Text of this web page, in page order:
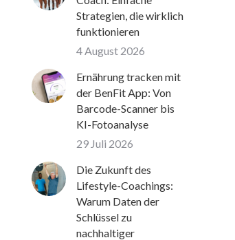
Strategien, die wirklich
funktionieren
4 August 2026
Ernährung tracken mit
der BenFit App: Von
Barcode-Scanner bis
KI-Fotoanalyse
29 Juli 2026
Die Zukunft des
Lifestyle-Coachings:
Warum Daten der
Schlüssel zu
nachhaltiger